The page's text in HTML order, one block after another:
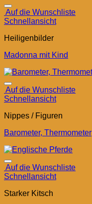
Auf die Wunschliste
Schnellansicht
Heiligenbilder
Madonna mit Kind
Auf die Wunschliste
Schnellansicht
Nippes / Figuren
Barometer, Thermometer
Auf die Wunschliste
Schnellansicht
Starker Kitsch